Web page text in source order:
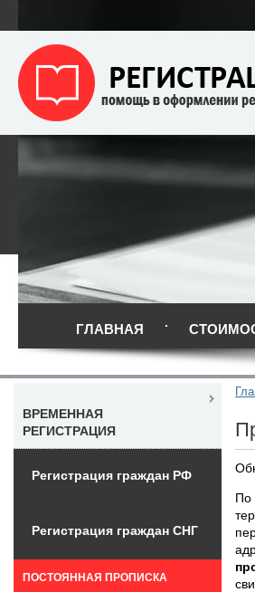
ГЛАВНАЯ
По
ВРЕМЕННАЯ
РЕГИСТРАЦИЯ
Регистрация граждан РФ
Регистрация граждан СНГ
ПОСТОЯННАЯ ПРОПИСКА